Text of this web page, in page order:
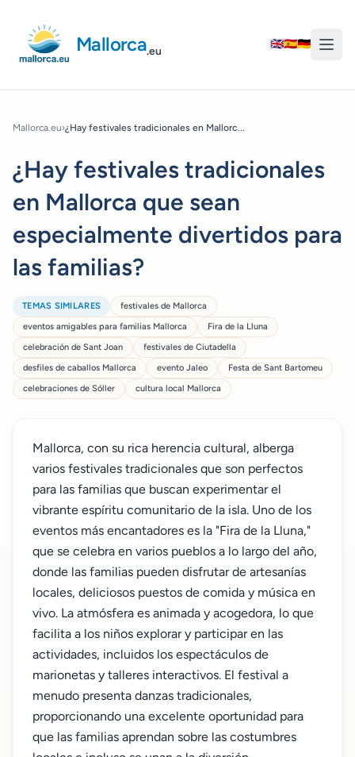
Mallorca.eu
🇬🇧🇪🇸🇩🇪
Mallorca.eu›¿Hay festivales tradicionales en Mallorc...
¿Hay festivales tradicionales
en Mallorca que sean
especialmente divertidos para
las familias?
TEMAS SIMILARES
festivales de Mallorca
eventos amigables para familias Mallorca
Fira de la Lluna
celebración de Sant Joan
festivales de Ciutadella
desfiles de caballos Mallorca
evento Jaleo
Festa de Sant Bartomeu
celebraciones de Sóller
cultura local Mallorca
Mallorca, con su rica herencia cultural, alberga
varios festivales tradicionales que son perfectos
para las familias que buscan experimentar el
vibrante espíritu comunitario de la isla. Uno de los
eventos más encantadores es la "Fira de la Lluna,"
que se celebra en varios pueblos a lo largo del año,
donde las familias pueden disfrutar de artesanías
locales, deliciosos puestos de comida y música en
vivo. La atmósfera es animada y acogedora, lo que
facilita a los niños explorar y participar en las
actividades, incluidos los espectáculos de
marionetas y talleres interactivos. El festival a
menudo presenta danzas tradicionales,
proporcionando una excelente oportunidad para
que las familias aprendan sobre las costumbres